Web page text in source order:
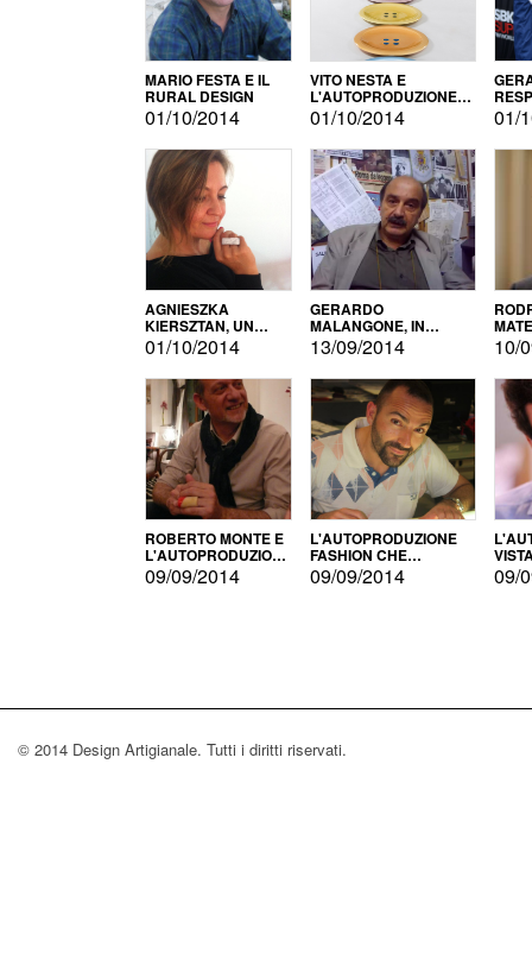
MARIO FESTA E IL
RURAL DESIGN
01/10/2014
VITO NESTA E
L'AUTOPRODUZIONE
COME RECUPERO DEI
SIMBOLI
01/10/2014 01/
AGNIESZKA
KIERSZTAN, UN
MODELLO DI
AUTOPRODUZIONE
01/10/2014
GERARDO
MALANGONE, IN
GIURIA PER IL
CONCORSO
LETTERARIO
13/09/2014 10/
ROBERTO MONTE E
L'AUTOPRODUZIONE
CON IL CENSIMENTO
09/09/2014
L'AUTOPRODUZIONE
FASHION CHE
CONQUISTA GLI USA
09/09/2014 09/
© 2014 Design Artigianale. Tutti i diritti riservati.